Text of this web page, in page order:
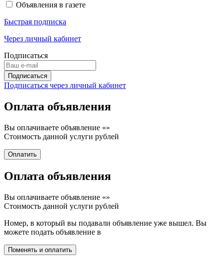
Объявления в газете
Быстрая подписка
Через личный кабинет
Подписаться
Подписаться через личный кабинет
Оплата объявления
Вы оплачиваете объявление «»
Стоимость данной услуги рублей
Оплата объявления
Вы оплачиваете объявление «»
Стоимость данной услуги рублей
Номер, в который вы подавали объявление уже вышел. Вы
можете подать объявление в